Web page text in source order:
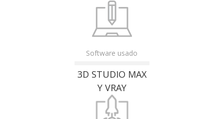
Software usado
3D STUDIO MAX
Y VRAY